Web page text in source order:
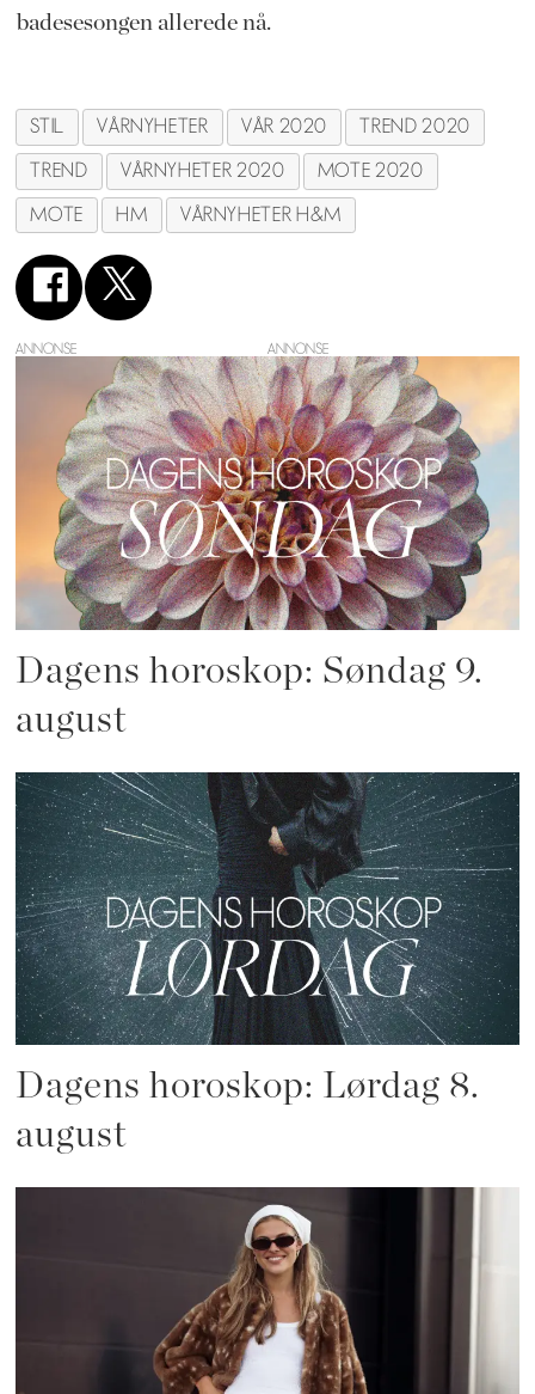
badesesongen allerede nå.
STIL VÅRNYHETER VÅR 2020
TREND 2020
TREND
VÅRNYHETER 2020
MOTE 2020
MOTE
HM VÅRNYHETER H&M
ANNONSE
Dagens horoskop: Søndag 9.
august
Dagens horoskop: Lørdag 8.
august